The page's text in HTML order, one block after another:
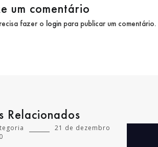
um comentário
fazer o login para publicar um comentário.
Relacionados
21 de dezembro